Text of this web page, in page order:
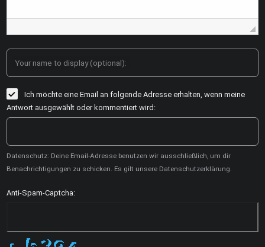
Your name to display (optional):
Ich möchte eine Email an folgende Adresse erhalten, wenn meine
Antwort ausgewählt oder kommentiert wird:
Datenschutz: Deine Email-Adresse benutzen wir ausschließlich, um dir
Benachrichtigungen zu schicken. Es gilt unsere Datenschutzerklärung.
Anti-Spam-Captcha: